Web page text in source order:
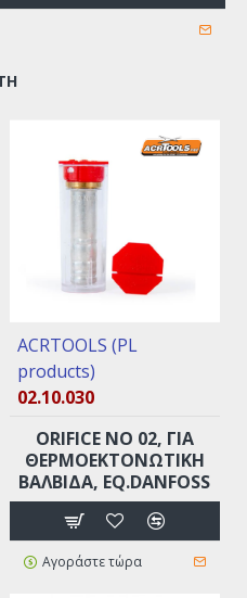
ACRTOOLS (PL
products)
02.10.030
ORIFICE ΝO 02, ΓΙΑ
ΘΕΡΜΟΕΚΤΟΝΩΤΙΚΉ
ΒΑΛΒΊΔΑ, EQ.DANFOSS
Αγοράστε τώρα